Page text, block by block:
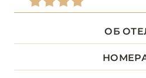
БРЕТАНЬ
БУРГУНДИЯ
ОБ